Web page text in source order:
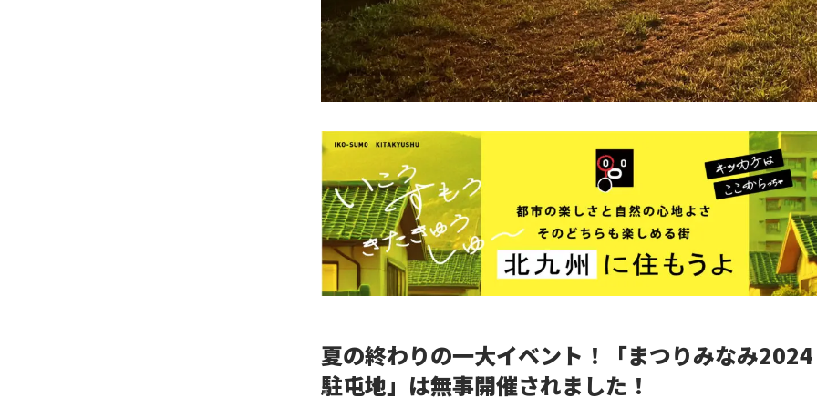
夏の終わりの一大イベント！「まつりみなみ
駐屯地」は無事開催されました！